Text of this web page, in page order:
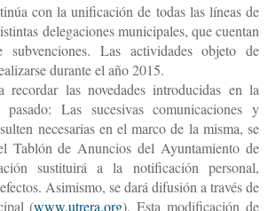
con la unificación de todas las líneas de
delegaciones municipales, que cuentan
subvenciones. Las actividades objeto de
durante el año 2015.
recordar las novedades introducidas en la
Las sucesivas comunicaciones y
necesarias en el marco de la misma, se
Tablón de Anuncios del Ayuntamiento de
sustituirá a la notificación personal,
Asimismo, se dará difusión a través de
(www.utrera.org). Esta modificación de